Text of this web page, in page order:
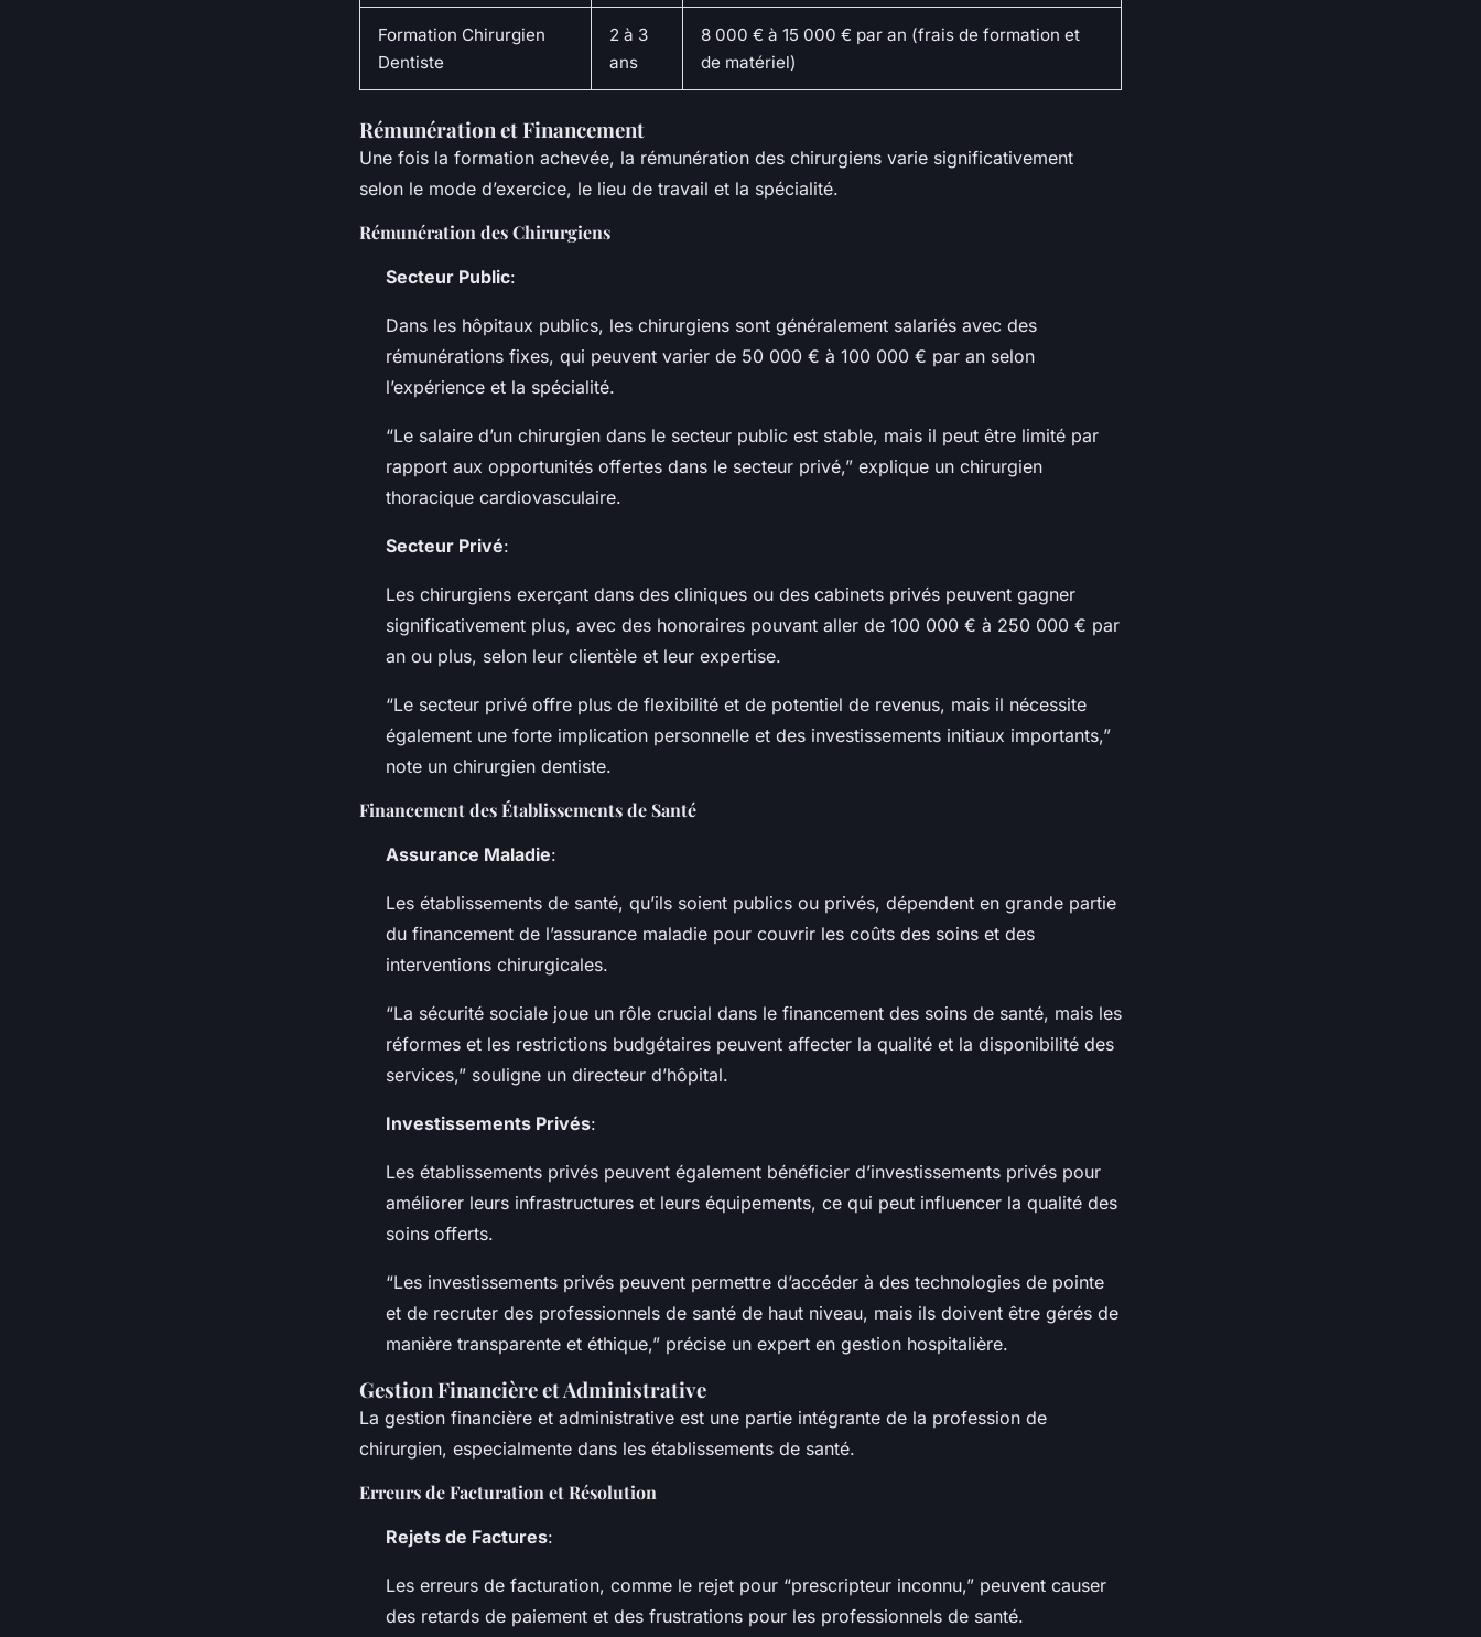
Formation Chirurgien
Dentiste
2 à 3
ans
8 000 € à 15 000 € par an (frais de formation et
de matériel)
Rémunération et Financement
Une fois la formation achevée, la rémunération des chirurgiens varie significativement
selon le mode d’exercice, le lieu de travail et la spécialité.
Rémunération des Chirurgiens
Secteur Public:
Dans les hôpitaux publics, les chirurgiens sont généralement salariés avec des
rémunérations fixes, qui peuvent varier de 50 000 € à 100 000 € par an selon
l’expérience et la spécialité.
“Le salaire d’un chirurgien dans le secteur public est stable, mais il peut être limité par
rapport aux opportunités offertes dans le secteur privé,” explique un chirurgien
thoracique cardiovasculaire.
Secteur Privé:
Les chirurgiens exerçant dans des cliniques ou des cabinets privés peuvent gagner
significativement plus, avec des honoraires pouvant aller de 100 000 € à 250 000 € par
an ou plus, selon leur clientèle et leur expertise.
“Le secteur privé offre plus de flexibilité et de potentiel de revenus, mais il nécessite
également une forte implication personnelle et des investissements initiaux importants,”
note un chirurgien dentiste.
Financement des Établissements de Santé
Assurance Maladie:
Les établissements de santé, qu’ils soient publics ou privés, dépendent en grande partie
du financement de l’assurance maladie pour couvrir les coûts des soins et des
interventions chirurgicales.
“La sécurité sociale joue un rôle crucial dans le financement des soins de santé, mais les
réformes et les restrictions budgétaires peuvent affecter la qualité et la disponibilité des
services,” souligne un directeur d’hôpital.
Investissements Privés:
Les établissements privés peuvent également bénéficier d’investissements privés pour
améliorer leurs infrastructures et leurs équipements, ce qui peut influencer la qualité des
soins offerts.
“Les investissements privés peuvent permettre d’accéder à des technologies de pointe
et de recruter des professionnels de santé de haut niveau, mais ils doivent être gérés de
manière transparente et éthique,” précise un expert en gestion hospitalière.
Gestion Financière et Administrative
La gestion financière et administrative est une partie intégrante de la profession de
chirurgien, especialmente dans les établissements de santé.
Erreurs de Facturation et Résolution
Rejets de Factures:
Les erreurs de facturation, comme le rejet pour “prescripteur inconnu,” peuvent causer
des retards de paiement et des frustrations pour les professionnels de santé.